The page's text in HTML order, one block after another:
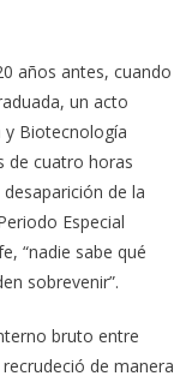
años antes, cuando
un acto
y Biotecnología
de cuatro horas
de la
Especial
“nadie sabe qué
sobrevenir”.
bruto entre
de manera